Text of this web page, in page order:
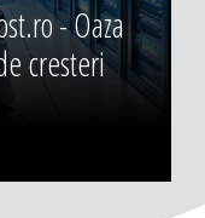
- Oaza
cresteri